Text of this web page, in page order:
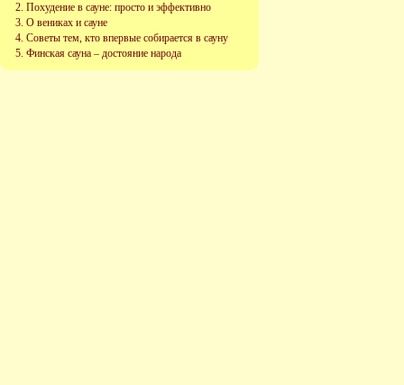
Похудение в сауне: просто и эффективно
О вениках и сауне
Советы тем, кто впервые собирается в сауну
Финская сауна – достояние народа